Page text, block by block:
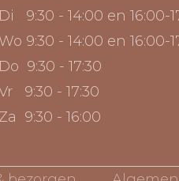
Di 9:30 - 14:00 en 16:00-
Wo 9:30 - 14:00 en 16:00-
Do 9:30 - 17:30
9:30 - 17:30
Za 9:30 - 16:00